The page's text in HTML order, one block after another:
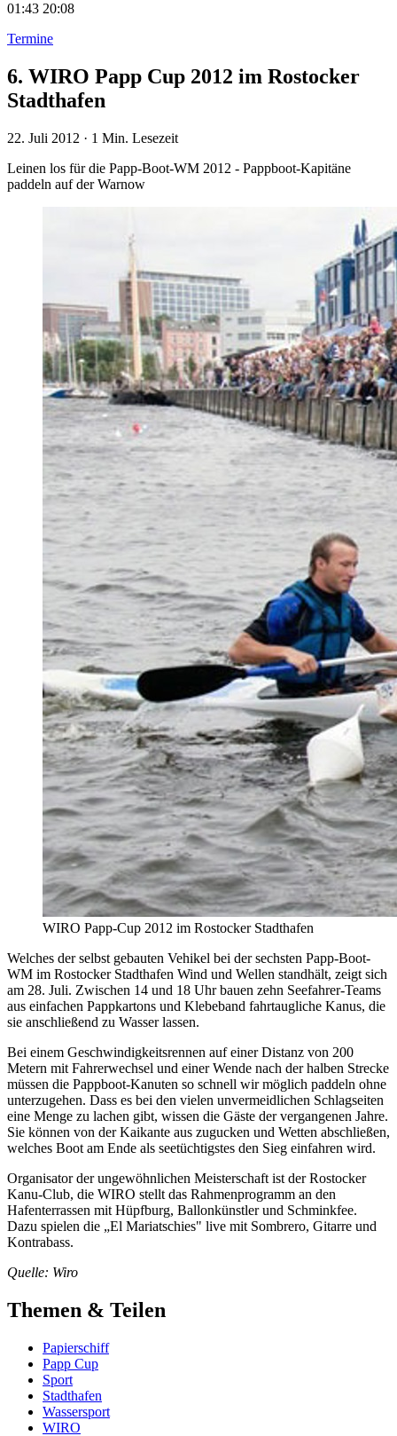
01:43 20:08
Termine
6. WIRO Papp Cup 2012 im Rostocker
Stadthafen
22. Juli 2012 · 1 Min. Lesezeit
Leinen los für die Papp-Boot-WM 2012 - Pappboot-Kapitäne
paddeln auf der Warnow
WIRO Papp-Cup 2012 im Rostocker Stadthafen
Welches der selbst gebauten Vehikel bei der sechsten Papp-Boot-
WM im Rostocker Stadthafen Wind und Wellen standhält, zeigt sich
am 28. Juli. Zwischen 14 und 18 Uhr bauen zehn Seefahrer-Teams
aus einfachen Pappkartons und Klebeband fahrtaugliche Kanus, die
sie anschließend zu Wasser lassen.
Bei einem Geschwindigkeitsrennen auf einer Distanz von 200
Metern mit Fahrerwechsel und einer Wende nach der halben Strecke
müssen die Pappboot-Kanuten so schnell wir möglich paddeln ohne
unterzugehen. Dass es bei den vielen unvermeidlichen Schlagseiten
eine Menge zu lachen gibt, wissen die Gäste der vergangenen Jahre.
Sie können von der Kaikante aus zugucken und Wetten abschließen,
welches Boot am Ende als seetüchtigstes den Sieg einfahren wird.
Organisator der ungewöhnlichen Meisterschaft ist der Rostocker
Kanu-Club, die WIRO stellt das Rahmenprogramm an den
Hafenterrassen mit Hüpfburg, Ballonkünstler und Schminkfee.
Dazu spielen die „El Mariatschies" live mit Sombrero, Gitarre und
Kontrabass.
Quelle: Wiro
Themen & Teilen
Papierschiff
Papp Cup
Sport
Stadthafen
Wassersport
WIRO